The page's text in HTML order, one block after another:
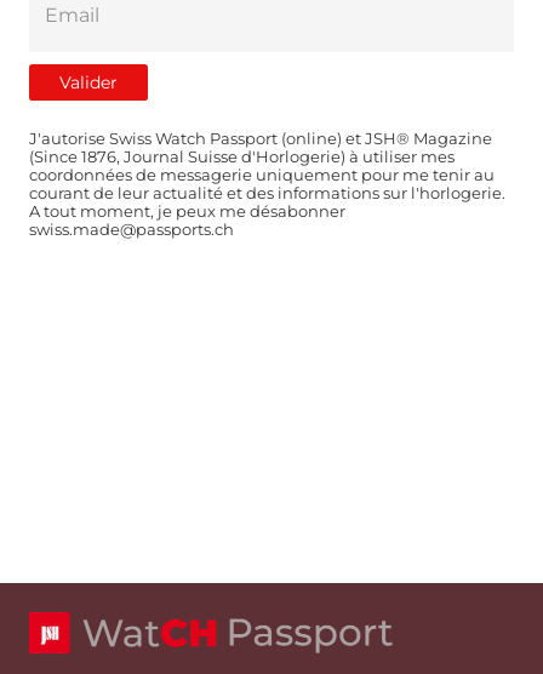
J'autorise Swiss Watch Passport (online) et JSH® Magazine
(Since 1876, Journal Suisse d'Horlogerie) à utiliser mes
coordonnées de messagerie uniquement pour me tenir au
courant de leur actualité et des informations sur l'horlogerie.
A tout moment, je peux me désabonner
swiss.made@passports.ch